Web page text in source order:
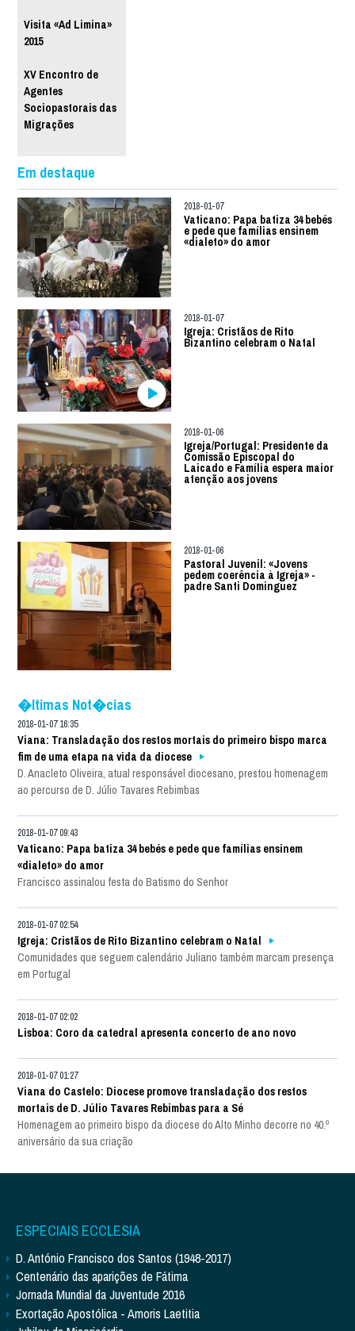
Visita «Ad Limina»
2015
XV Encontro de
Agentes
Sociopastorais das
Migrações
Em destaque
2018-01-07
Vaticano: Papa batiza 34 bebés
e pede que famílias ensinem
«dialeto» do amor
2018-01-07
Igreja: Cristãos de Rito
Bizantino celebram o Natal
2018-01-06
Igreja/Portugal: Presidente da
Comissão Episcopal do
Laicado e Família espera maior
atenção aos jovens
2018-01-06
Pastoral Juvenil: «Jovens
pedem coerência à Igreja» -
padre Santi Dominguez
�ltimas Not�cias
2018-01-07 16:35
Viana: Transladação dos restos mortais do primeiro bispo marca
fim de uma etapa na vida da diocese
D. Anacleto Oliveira, atual responsável diocesano, prestou homenagem
ao percurso de D. Júlio Tavares Rebimbas
2018-01-07 09:43
Vaticano: Papa batiza 34 bebés e pede que famílias ensinem
«dialeto» do amor
Francisco assinalou festa do Batismo do Senhor
2018-01-07 02:54
Igreja: Cristãos de Rito Bizantino celebram o Natal
Comunidades que seguem calendário Juliano também marcam presença
em Portugal
2018-01-07 02:02
Lisboa: Coro da catedral apresenta concerto de ano novo
2018-01-07 01:27
Viana do Castelo: Diocese promove transladação dos restos
mortais de D. Júlio Tavares Rebimbas para a Sé
Homenagem ao primeiro bispo da diocese do Alto Minho decorre no 40.º
aniversário da sua criação
ESPECIAIS ECCLESIA
D. António Francisco dos Santos (1948-2017)
Centenário das aparições de Fátima
Jornada Mundial da Juventude 2016
Exortação Apostólica - Amoris Laetitia